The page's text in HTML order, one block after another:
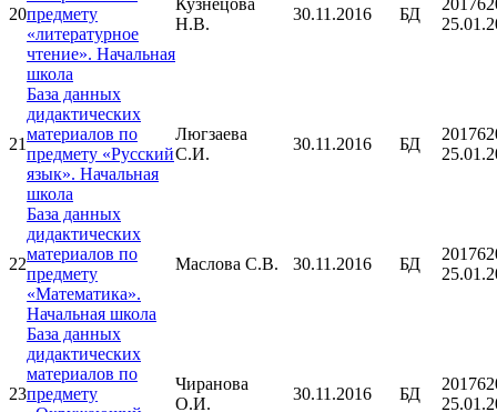
20предмету
«литературное
чтение». Начальная
школа
Кузнецова
Н.В.
30.11.2016 БД
21
База данных
дидактических
материалов по
предмету «Русский
язык». Начальная
школа
Люгзаева
С.И.
30.11.2016 БД
22
База данных
дидактических
материалов по
предмету
«Математика».
Начальная школа
Маслова С.В. 30.11.2016 БД
23
База данных
дидактических
материалов по
предмету
Чиранова
О.И.
30.11.2016 БД